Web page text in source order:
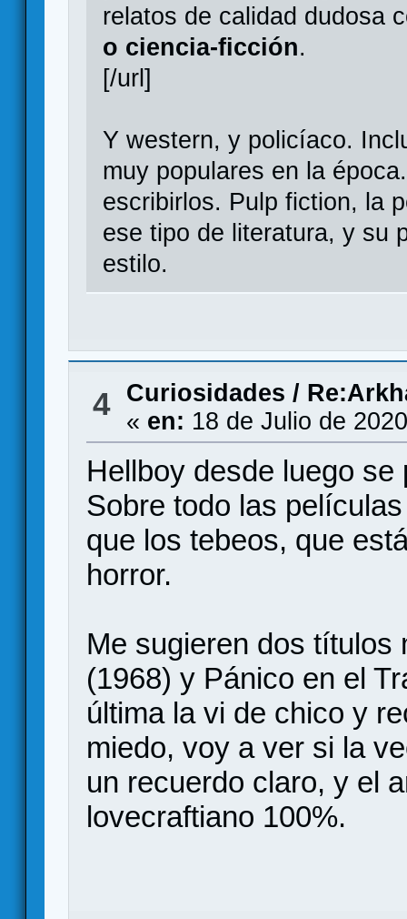
relatos de calidad dudosa
o ciencia-ficción.
[/url]
Y western, y policíaco.
muy populares en la
escribirlos. Pulp fiction, la
ese tipo de literatura, y su
estilo.
4 Curiosidades /
« en: 18 de Julio de
Hellboy desde luego
Sobre todo las
que los tebeos, que
horror.
Me sugieren dos títulos
(1968) y Pánico en el
última la vi de chico y
miedo, voy a ver si la
un recuerdo claro, y el
lovecraftiano 100%.